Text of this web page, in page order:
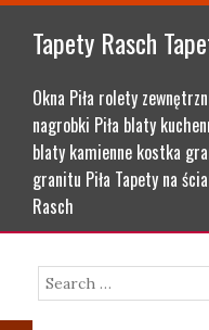
Tapety Rasch
Okna Piła rolety
nagrobki Piła blaty
blaty kamienne kostka
granitu Piła Tapety na
Rasch
Search